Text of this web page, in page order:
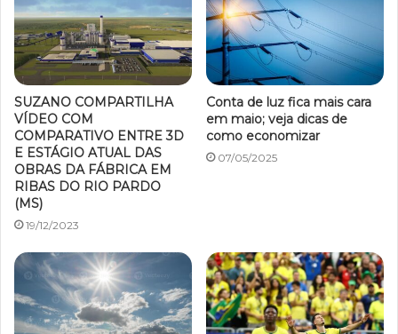
SUZANO COMPARTILHA
VÍDEO COM
COMPARATIVO ENTRE 3D
E ESTÁGIO ATUAL DAS
OBRAS DA FÁBRICA EM
RIBAS DO RIO PARDO
(MS)
19/12/2023
Conta de luz fica mais cara
em maio; veja dicas de
como economizar
07/05/2025